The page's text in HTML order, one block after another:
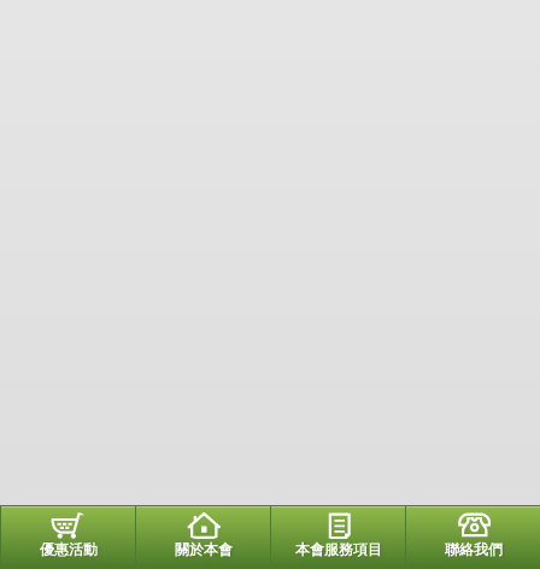
優惠活動 關於本會 本會服務項目 聯絡我們